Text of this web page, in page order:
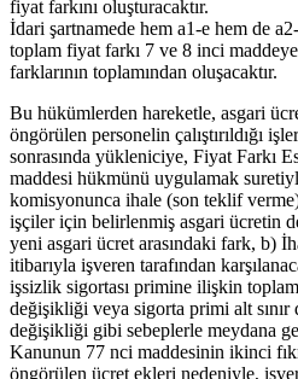
fiyat farkını oluşturacaktır.
İdari şartnamede hem a1-e hem de
toplam fiyat farkı 7 ve 8 inci
farklarının toplamından oluşacaktır.
Bu hükümlerden hareketle, asgari
öngörülen personelin çalıştırıldığı
sonrasında yükleniciye, Fiyat Farkı
maddesi hükmünü uygulamak
komisyonunca ihale (son teklif
işçiler için belirlenmiş asgari ücretin
yeni asgari ücret arasındaki fark, b)
itibarıyla işveren tarafından
işsizlik sigortası primine ilişkin
değişikliği veya sigorta primi alt
değişikliği gibi sebeplerle meydana
Kanunun 77 nci maddesinin ikinci
öngörülen ücret ekleri nedeniyle,